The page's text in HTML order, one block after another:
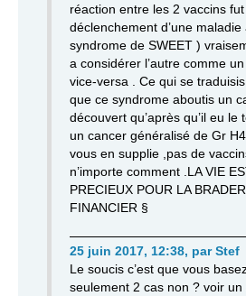
réaction entre les 2 vaccins
déclenchement d’une
syndrome de SWEET )
a considérer l’autre comme
vice-versa . Ce qui se
que ce syndrome aboutis un
découvert qu’après qu’il eu
un cancer généralisé de Gr
vous en supplie ,pas de
n’importe comment .LA VIE
PRECIEUX POUR LA
FINANCIER §
25 juin 2017, 12:38, par Stef
Le soucis c’est que vous
seulement 2 cas non ? voir